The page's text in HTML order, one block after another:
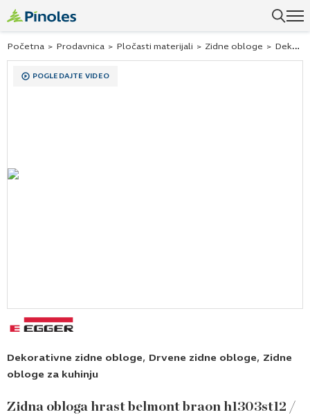
Početna > Prodavnica > Pločasti materijali > Zidne obloge > Dekorativne zidne obloge
POGLEDAJTE VIDEO
Dekorativne zidne obloge, Drvene zidne obloge, Zidne
obloge za kuhinju
Zidna obloga hrast belmont braon h1303st12 /